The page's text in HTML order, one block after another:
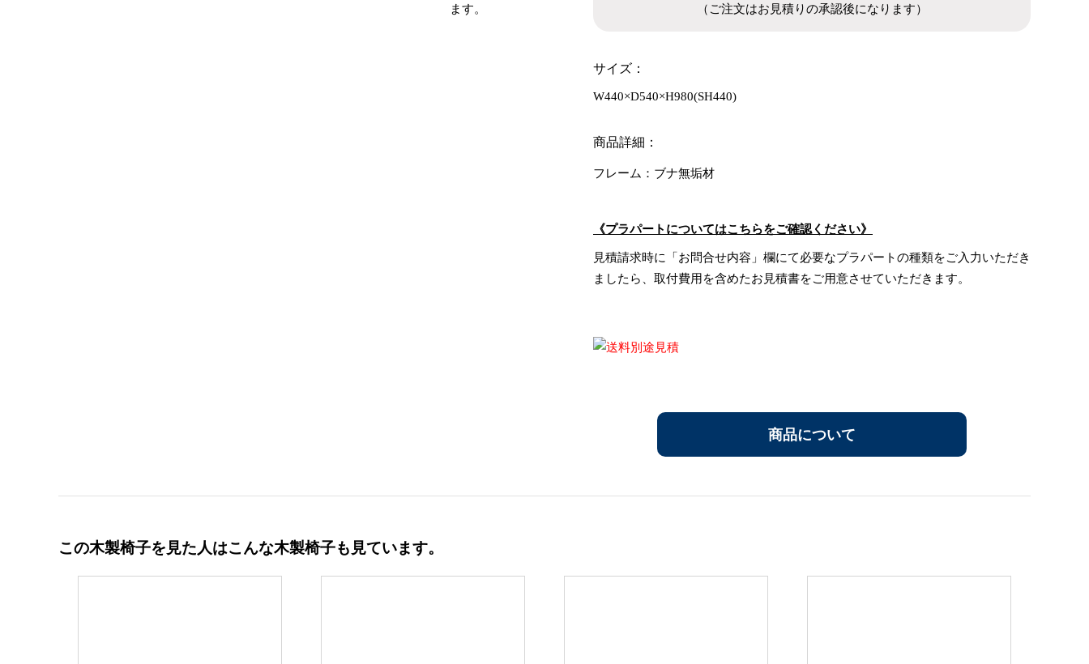
ます。
（ご注文はお見積りの承認後になります）
サイズ：
W440×D540×H980(SH440)
商品詳細：
フレーム：ブナ無垢材
《プラパートについてはこちらをご確認ください》
見積請求時に「お問合せ内容」欄にて必要なプラパートの種類をご入力いただき
ましたら、取付費用を含めたお見積書をご用意させていただきます。
商品について
この木製椅子を見た人はこんな木製椅子も見ています。